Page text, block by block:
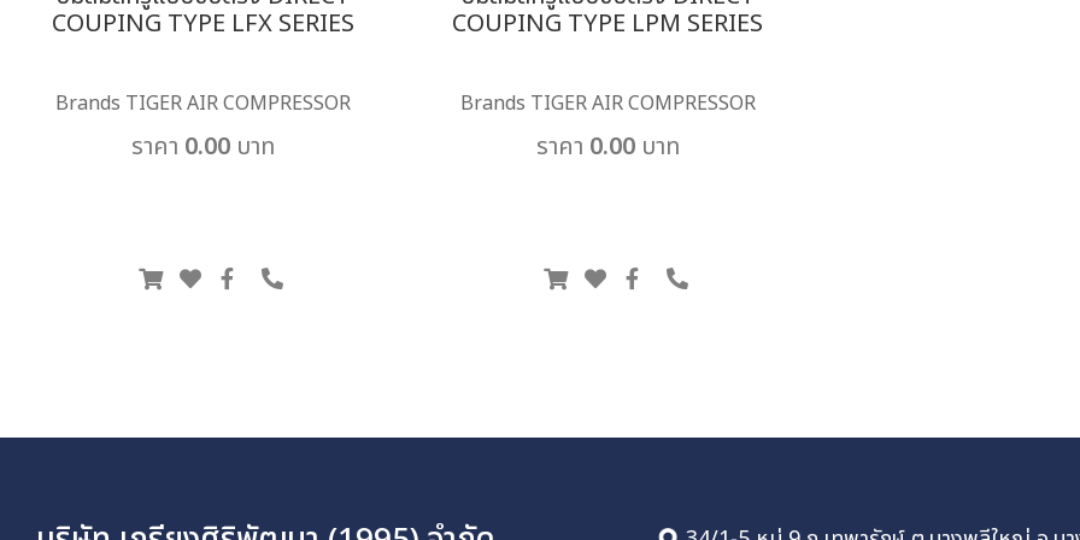
COUPING TYPE LFX SERIES
Brands TIGER AIR COMPRESSOR
ราคา 0.00 บาท
COUPING TYPE LPM SERIES
Brands TIGER AIR COMPRESSOR
ราคา 0.00 บาท